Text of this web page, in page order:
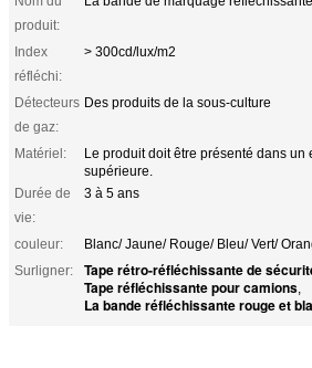
produit:
Index
réfléchi:
> 300cd/lux/m2
Détecteurs
de gaz:
Des produits de la sous-culture
Matériel:
Le produit doit être présenté dans un
supérieure.
Durée de
vie:
3 à 5 ans
couleur:
Blanc/ Jaune/ Rouge/ Bleu/ Vert/
Surligner:
Tape rétro-réfléchissante de
Tape réfléchissante pour camions,
La bande réfléchissante rouge et